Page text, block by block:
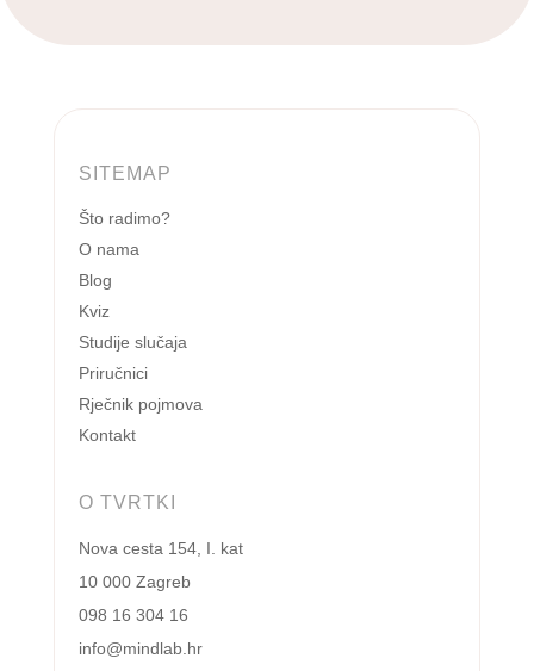
SITEMAP
Što radimo?
O nama
Blog
Kviz
Studije slučaja
Priručnici
Rječnik pojmova
Kontakt
O TVRTKI
Nova cesta 154, I. kat
10 000 Zagreb
098 16 304 16
info@mindlab.hr